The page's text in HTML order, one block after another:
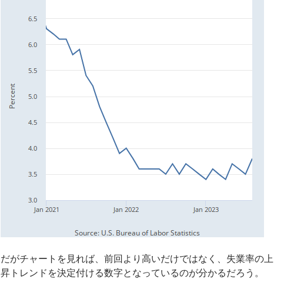
だがチャートを見れば、前回より高いだけではなく、失業率の上
昇トレンドを決定付ける数字となっているのが分かるだろう。